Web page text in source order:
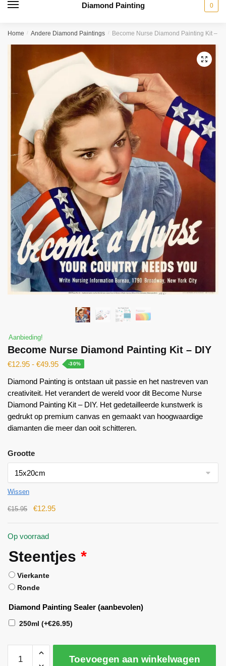
Diamond Painting 0
Home / Andere Diamond Paintings / Become Nurse Diamond Painting Kit –
🔍
Aanbieding!
Become Nurse Diamond Painting Kit – DIY
€12.95 - €49.95 -30%
Diamond Painting is ontstaan ​​uit passie en het nastreven van
creativiteit. Het verandert de wereld voor dit Become Nurse
Diamond Painting Kit – DIY. Het gedetailleerde kunstwerk is
gedrukt op premium canvas en gemaakt van hoogwaardige
diamanten die meer dan ooit schitteren.
Grootte
Wissen
€15.95 €12.95
Op voorraad
Steentjes *
Vierkante
Ronde
Diamond Painting Sealer (aanbevolen)
250ml (+€26.95)
Toevoegen aan winkelwagen